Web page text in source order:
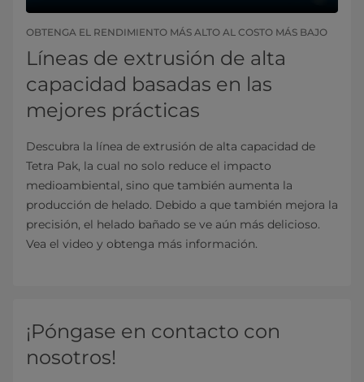
OBTENGA EL RENDIMIENTO MÁS ALTO AL COSTO MÁS BAJO
Líneas de extrusión de alta
capacidad basadas en las
mejores prácticas
Descubra la línea de extrusión de alta capacidad de
Tetra Pak, la cual no solo reduce el impacto
medioambiental, sino que también aumenta la
producción de helado. Debido a que también mejora la
precisión, el helado bañado se ve aún más delicioso.
Vea el video y obtenga más información.
¡Póngase en contacto con
nosotros!